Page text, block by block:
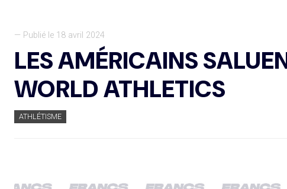
— Publié le 18 avril 2024
LES AMÉRICAINS
WORLD ATHLETICS
ATHLÉTISME